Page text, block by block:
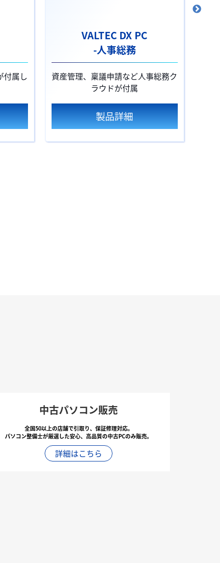
付属し
VALTEC DX PC
-人事総務
資産管理、稟議申請など人事総務ク
ラウドが付属
製品詳細
中古パソコン販売
全国50以上の店舗で引取り、保証修理対応。
パソコン整備士が厳選した安心、高品質の中古PCのみ販売。
詳細はこちら